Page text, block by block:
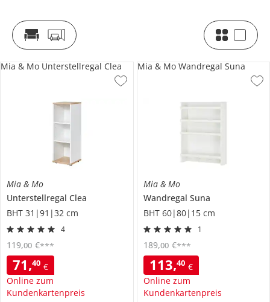
Mia & Mo
Unterstellregal Clea
BHT 31|91|32 cm
4
71,40 €
Online zum
Kundenkartenpreis
119,00 €***
Mia & Mo Unterstellregal Clea
Mia & Mo
Wandregal Suna
BHT 60|80|15 cm
1
113,40 €
Online zum
Kundenkartenpreis
189,00 €***
Mia & Mo Wandregal Suna